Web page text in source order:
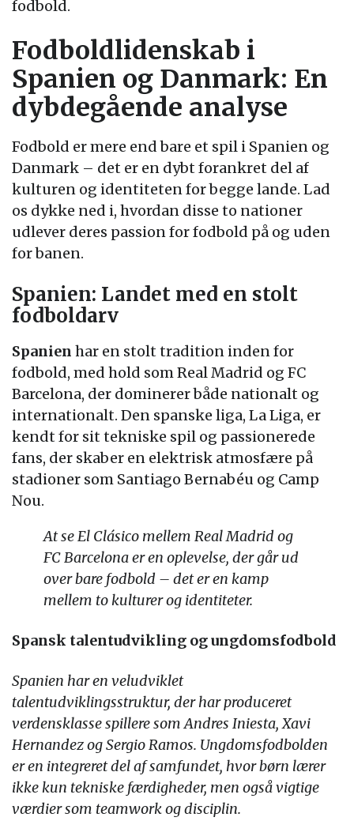
fodbold.
Fodboldlidenskab i
Spanien og Danmark: En
dybdegående analyse
Fodbold er mere end bare et spil i Spanien og
Danmark – det er en dybt forankret del af
kulturen og identiteten for begge lande. Lad
os dykke ned i, hvordan disse to nationer
udlever deres passion for fodbold på og uden
for banen.
Spanien: Landet med en stolt
fodboldarv
Spanien har en stolt tradition inden for
fodbold, med hold som Real Madrid og FC
Barcelona, der dominerer både nationalt og
internationalt. Den spanske liga, La Liga, er
kendt for sit tekniske spil og passionerede
fans, der skaber en elektrisk atmosfære på
stadioner som Santiago Bernabéu og Camp
Nou.
At se El Clásico mellem Real Madrid og
FC Barcelona er en oplevelse, der går ud
over bare fodbold – det er en kamp
mellem to kulturer og identiteter.
Spansk talentudvikling og ungdomsfodbold
Spanien har en veludviklet
talentudviklingsstruktur, der har produceret
verdensklasse spillere som Andres Iniesta, Xavi
Hernandez og Sergio Ramos. Ungdomsfodbolden
er en integreret del af samfundet, hvor børn lærer
ikke kun tekniske færdigheder, men også vigtige
værdier som teamwork og disciplin.